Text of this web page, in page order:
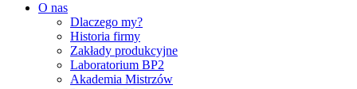
O nas
Dlaczego my?
Historia firmy
Zakłady produkcyjne
Laboratorium BP2
Akademia Mistrzów